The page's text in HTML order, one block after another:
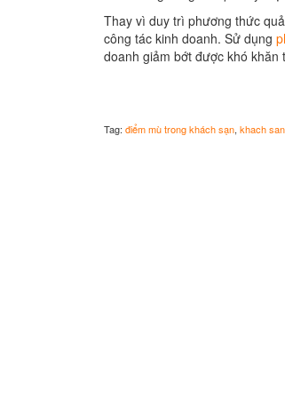
Thay vì duy trì phương thức
công tác kinh doanh. Sử dụng
doanh giảm bớt được khó
Tag: điểm mù trong khách sạn, khach san